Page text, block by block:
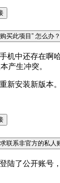
买此项目” 怎么办？
机中还存在啊
产生冲突。
新安装新版本。
联系非官方的私人
陆了公开账号